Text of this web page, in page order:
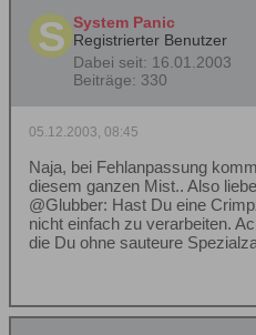
System Panic
Registrierter Benutzer
Dabei seit: 16.01.2003
Beiträge: 330
05.12.2003, 08:45
Naja, bei Fehlanpassung
diesem ganzen Mist.. Also
@Glubber: Hast Du eine
nicht einfach zu verarbeiten.
die Du ohne sauteure